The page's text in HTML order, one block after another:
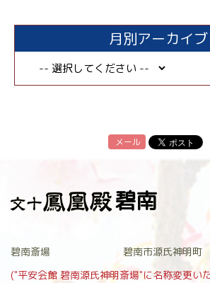
月別アーカイブ
メール
碧南
碧南斎場
碧南市源氏神明町
("平安会館 碧南源氏神明斎場"に名称変更い